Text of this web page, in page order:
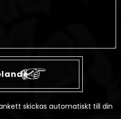
skickas automatiskt till din